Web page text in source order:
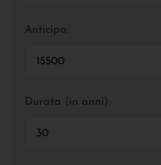
Anticipo:
Durata (in anni):